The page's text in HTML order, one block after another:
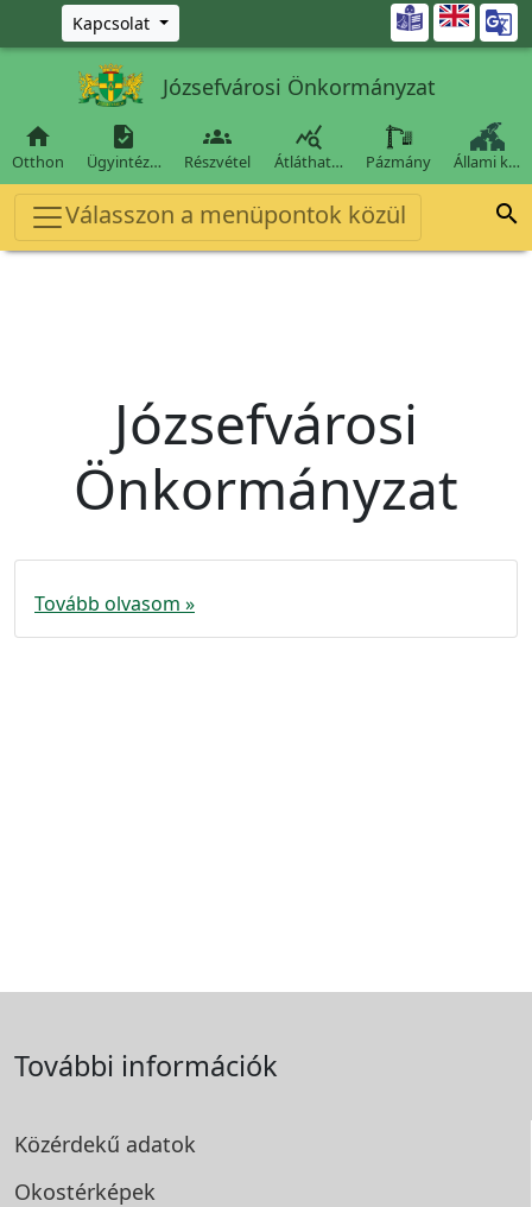
Ugrás a fő tartalomra
Kapcsolat 
Józsefvárosi Önkormányzat

Otthon

Ügyintéz…

Részvétel

Átláthat… Pázmány Állami k…
Válasszon a menüpontok közül 
Józsefvárosi
Önkormányzat
Tovább olvasom »
További információk
Közérdekű adatok
Okostérképek